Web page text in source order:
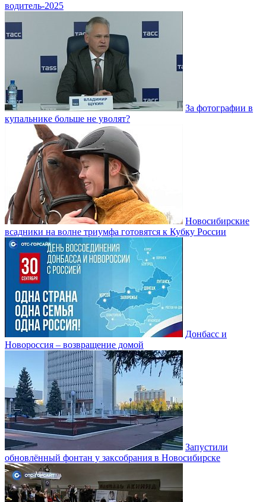
водитель-2025
За фотографии в
купальнике больше не уволят?
Новосибирские
всадники на волне триумфа готовятся к Кубку России
Донбасс и
Новороссия – возвращение домой
Запустили
обновлённый фонтан у заксобрания в Новосибирске